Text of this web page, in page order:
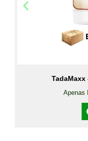
Apenas